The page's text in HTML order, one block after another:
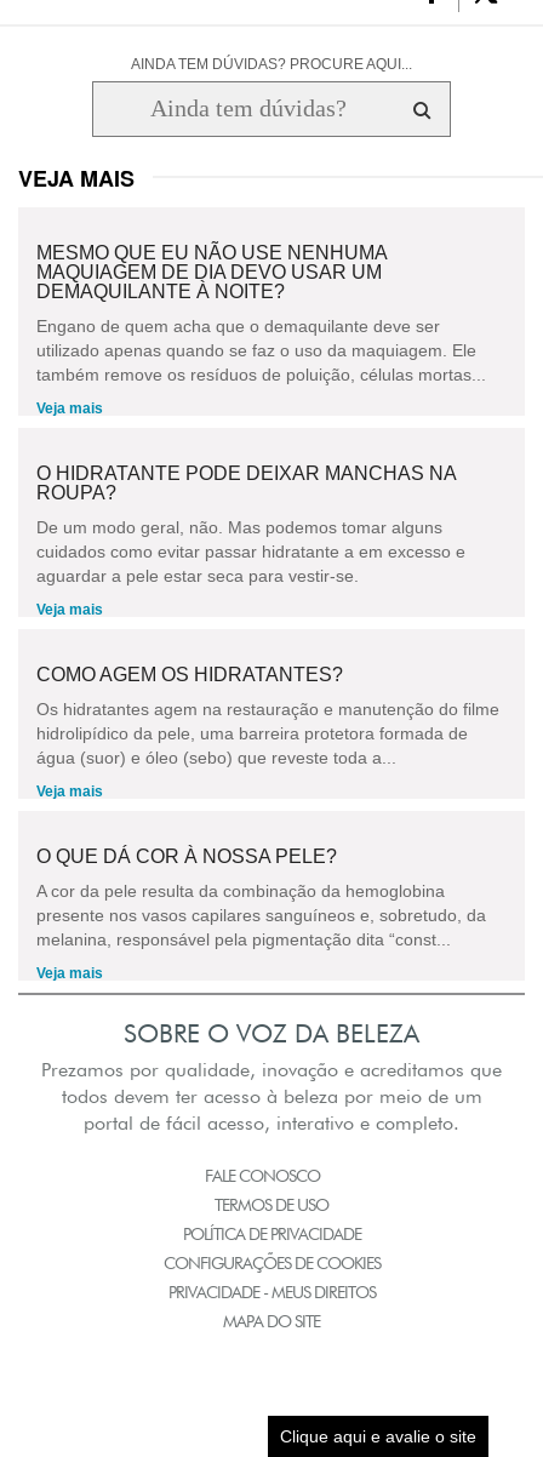
AINDA TEM DÚVIDAS? PROCURE AQUI...
VEJA MAIS
MESMO QUE EU NÃO USE NENHUMA
MAQUIAGEM DE DIA DEVO USAR UM
DEMAQUILANTE À NOITE?
Engano de quem acha que o demaquilante deve ser
utilizado apenas quando se faz o uso da maquiagem. Ele
também remove os resíduos de poluição, células mortas...
Veja mais
O HIDRATANTE PODE DEIXAR MANCHAS NA
ROUPA?
De um modo geral, não. Mas podemos tomar alguns
cuidados como evitar passar hidratante a em excesso e
aguardar a pele estar seca para vestir-se.
Veja mais
COMO AGEM OS HIDRATANTES?
Os hidratantes agem na restauração e manutenção do filme
hidrolipídico da pele, uma barreira protetora formada de
água (suor) e óleo (sebo) que reveste toda a...
Veja mais
O QUE DÁ COR À NOSSA PELE?
A cor da pele resulta da combinação da hemoglobina
presente nos vasos capilares sanguíneos e, sobretudo, da
melanina, responsável pela pigmentação dita “const...
Veja mais
Clique aqui e avalie o site
SOBRE O VOZ DA BELEZA
Prezamos por qualidade, inovação e acreditamos que
todos devem ter acesso à beleza por meio de um
portal de fácil acesso, interativo e completo.
FALE CONOSCO
TERMOS DE USO
POLÍTICA DE PRIVACIDADE
CONFIGURAÇÕES DE COOKIES
PRIVACIDADE - MEUS DIREITOS
MAPA DO SITE